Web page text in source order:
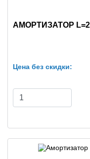
АМОРТИЗАТОР
Цена без скидки: